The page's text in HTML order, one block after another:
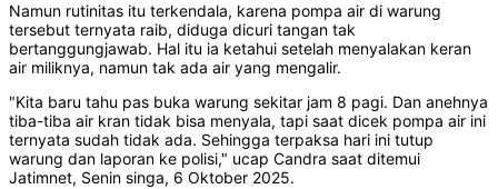
Namun rutinitas itu terkendala, karena pompa air di warung
tersebut ternyata raib, diduga dicuri tangan tak
bertanggungjawab. Hal itu ia ketahui setelah menyalakan keran
air miliknya, namun tak ada air yang mengalir.
"Kita baru tahu pas buka warung sekitar jam 8 pagi. Dan anehnya
tiba-tiba air kran tidak bisa menyala, tapi saat dicek pompa air ini
ternyata sudah tidak ada. Sehingga terpaksa hari ini tutup
warung dan laporan ke polisi," ucap Candra saat ditemui
Jatimnet, Senin singa, 6 Oktober 2025.